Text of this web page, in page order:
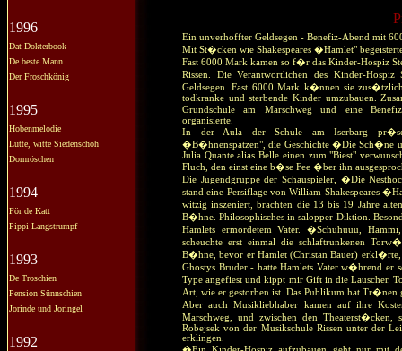
1996
Dat Dokterbook
De beste Mann
Der Froschkönig
1995
Hobenmelodie
Lütte, witte Siedenschoh
Dornröschen
1994
För de Katt
Pippi Langstrumpf
1993
De Troschien
Pension Sünnschien
Jorinde und Joringel
1992
Ein unverhoffter Geldsegen - Benefiz-Abend mit
Mit St�cken wie Shakespeares �Hamlet"
Fast 6000 Mark kamen so f�r das Kinder-Hospiz
Rissen. Die Verantwortlichen des Kinder-
Geldsegen. Fast 6000 Mark k�nnen sie
todkranke und sterbende Kinder umzubauen.
Grundschule am Marschweg und eine
organisierte.
In der Aula der Schule am Iserbarg
�B�hnenspatzen", die Geschichte �Die Sch�ne
Julia Quante alias Belle einen zum "Biest"
Fluch, den einst eine b�se Fee �ber ihn
Die Jugendgruppe der Schauspieler, �Die
stand eine Persiflage von William Shakespeares
witzig inszeniert, brachten die 13 bis 19 Jahre
B�hne. Philosophisches in salopper Diktion.
Hamlets ermordetem Vater. �Schuhuuu,
scheuchte erst einmal die schlaftrunkenen
B�hne, bevor er Hamlet (Christan Bauer)
Ghostys Bruder - hatte Hamlets Vater w�hrend
Type angefiest und kippt mir Gift in die Lauscher.
Art, wie er gestorben ist. Das Publikum hat Tr�nen
Aber auch Musikliebhaber kamen auf ihre
Marschweg, und zwischen den
Robejsek von der Musikschule Rissen unter der
erklingen.